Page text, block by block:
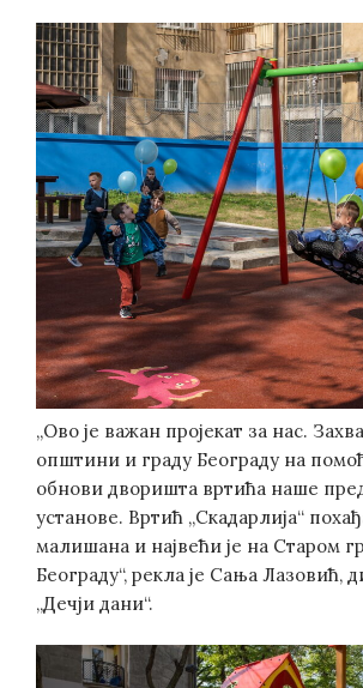
„Ово је важан пројекат за нас.
општини и граду Београду на
обнови дворишта вртића наше
установе. Вртић „Скадарлија“
малишана и највећи је на Старом
Београду“, рекла је Сања Лазовић,
„Дечји дани“.